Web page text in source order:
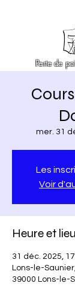
Perte de
mer. 31
Les
Voir
Heure et lieu
31 déc. 2025,
Lons-le-
39000 Lons-le-